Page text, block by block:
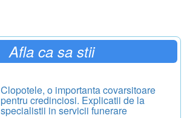
Afla ca sa stii
Clopotele, o importanta covarsitoare
pentru credinciosi. Explicatii de la
specialistii in servicii funerare